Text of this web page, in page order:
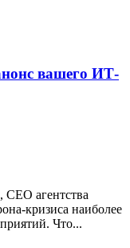
вашего ИТ-
агентства
кризиса наиболее
Что...